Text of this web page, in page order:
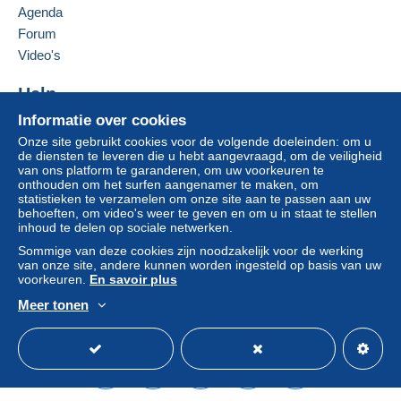
Als de verkoopvoorwaarden van de verkoper
clausules bevatten met betrekking tot de betaling,
moeten deze als nietig worden beschouwd. De
Delcampe, zoals gedefinieerd in de
toepassing zijn.
Aankopen moeten worden betaald binnen14
dagenna ontvangst van de eindafrekening van de
verkoper.
Garantie:
koper.
Om de termijnen voor terugzending en
het Delcampe-charter
Deze verkoper toevoegen aan mijn favorieten
De verkoper contacteren
Informatie over cookies
Onze site gebruikt cookies voor de volgende doeleinden: om u
de diensten te leveren die u hebt aangevraagd, om de veiligheid
van ons platform te garanderen, om uw voorkeuren te
onthouden om het surfen aangenamer te maken, om
statistieken te verzamelen om onze site aan te passen aan uw
behoeften, om video's weer te geven en om u in staat te stellen
inhoud te delen op sociale netwerken.
Sommige van deze cookies zijn noodzakelijk voor de werking
van onze site, andere kunnen worden ingesteld op basis van uw
voorkeuren. En savoir plus
Meer tonen
Agenda
Forum
Video's
Help
Hulpcentrum
Kopen op Delcampe
Verkopen op Delcampe
Een beveiligde website